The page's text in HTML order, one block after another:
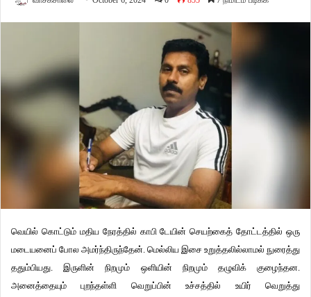
வெயில் கொட்டும் மதிய நேரத்தில் காபி டேயின் செயற்கைத் தோட்டத்தில் ஒரு
மடையனைப் போல அமர்ந்திருந்தேன். மெல்லிய இசை உறுத்தலில்லாமல் நுரைத்து
ததும்பியது. இருளின் நிறமும் ஒளியின் நிறமும் தழுவிக் குழைந்தன.
அனைத்தையும் புறந்தள்ளி வெறுப்பின் உச்சத்தில் உயிர் வெறுத்து